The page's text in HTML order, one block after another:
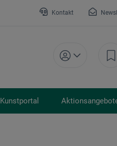
Kontakt
Kunstportal